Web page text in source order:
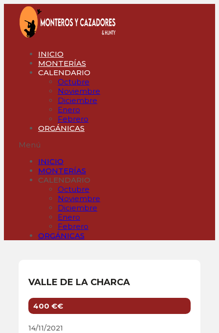
contenido
INICIO
MONTERÍAS
CALENDARIO
Octubre
Noviembre
Diciembre
Enero
Febrero
ORGÁNICAS
Menú
INICIO
MONTERÍAS
CALENDARIO
Octubre
Noviembre
Diciembre
Enero
Febrero
ORGÁNICAS
VALLE DE LA CHARCA
400 €€
14/11/2021